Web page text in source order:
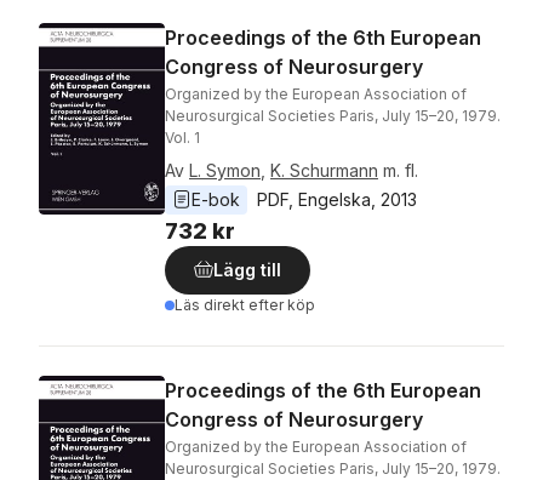
Proceedings of the 6th European
Congress of Neurosurgery
Organized by the European Association of
Neurosurgical Societies Paris, July 15–20, 1979.
Vol. 1
Av L. Symon K. Schurmann m. fl.
E-bok
PDF Engelska 2013
732 kr
Lägg till
Läs direkt efter köp
Proceedings of the 6th European
Congress of Neurosurgery
Organized by the European Association of
Neurosurgical Societies Paris, July 15–20, 1979.